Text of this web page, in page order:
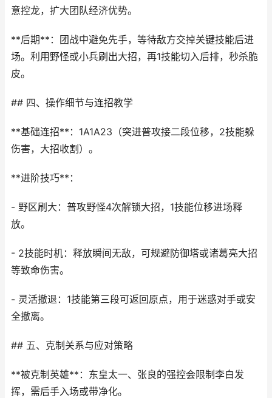
意控龙，扩大团队经济优势。
**后期**：团战中避免先手，等待敌方交掉关键技能后进
场。利用野怪或小兵刷出大招，再1技能切入后排，秒杀脆
皮。
## 四、操作细节与连招教学
**基础连招**：1A1A23（突进普攻接二段位移，2技能躲
伤害，大招收割）。
**进阶技巧**：
- 野区刷大：普攻野怪4次解锁大招，1技能位移进场释
放。
- 2技能时机：释放瞬间无敌，可规避防御塔或诸葛亮大招
等致命伤害。
- 灵活撤退：1技能第三段可返回原点，用于迷惑对手或安
全撤离。
## 五、克制关系与应对策略
**被克制英雄**：东皇太一、张良的强控会限制李白发
挥，需后手入场或带净化。